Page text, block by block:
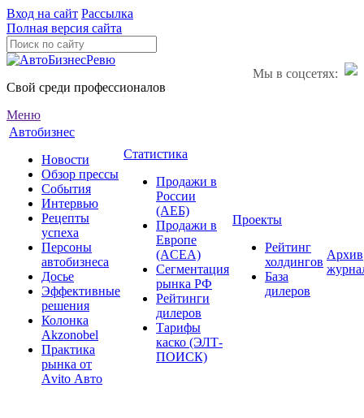
Вход на сайт Рассылка
Полная версия сайта
Мы в соцсетях:
Свой среди профессионалов
Меню
Автобизнес
Новости
Обзор прессы
События
Интервью
Рецепты
успеха
Персоны
автобизнеса
Досье
Эффективные
решения
Колонка
Akzonobel
Практика
рынка от
Аvito Авто
Статистика
Продажи в
России
(АЕБ)
Продажи в
Европе
(ACEA)
Сегментация
рынка РФ
Рейтинги
дилеров
Тарифы
каско (ЭЛТ-
ПОИСК)
Проекты
Рейтинг
холдингов
База
дилеров
Архив